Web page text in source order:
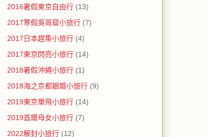
2016暑假東京自由行 (13)
2017寒假吳哥窟小旅行 (7)
2017日本趕集小旅行 (4)
2017東京閃亮小旅行 (14)
2018暑假沖繩小旅行 (1)
2018海之京都銀婚小旅行 (9)
2019東京單飛小旅行 (14)
2019首爾母女小旅行 (7)
2022解封小旅行 (12)